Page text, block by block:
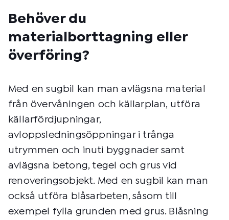
Behöver du
materialborttagning eller
överföring?
Med en sugbil kan man avlägsna material
från övervåningen och källarplan, utföra
källarfördjupningar,
avloppsledningsöppningar i trånga
utrymmen och inuti byggnader samt
avlägsna betong, tegel och grus vid
renoveringsobjekt. Med en sugbil kan man
också utföra blåsarbeten, såsom till
exempel fylla grunden med grus. Blåsning